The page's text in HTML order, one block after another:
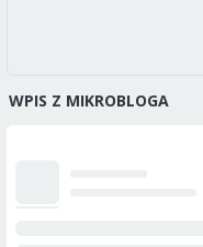
WPIS Z MIKROBLOGA